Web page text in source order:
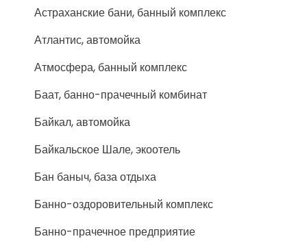
Астраханские бани, банный комплекс
Атлантис, автомойка
Атмосфера, банный комплекс
Баат, банно-прачечный комбинат
Байкал, автомойка
Байкальское Шале, экоотель
Бан баныч, база отдыха
Банно-оздоровительный комплекс
Банно-прачечное предприятие